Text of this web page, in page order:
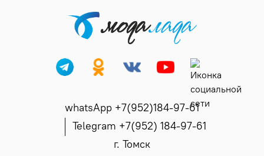
whatsApp +7(952)184-97-61
Telegram +7(952) 184-97-61
г. Томск